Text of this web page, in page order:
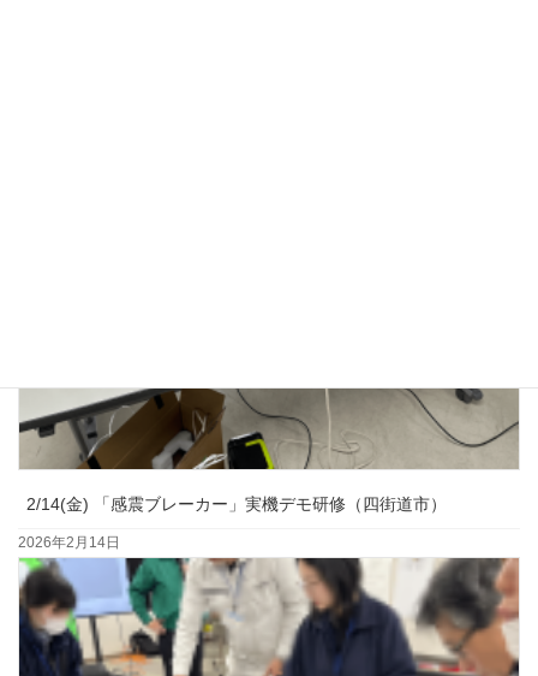
2/14(金) 「感震ブレーカー」実機デモ研修（四街道市）
2026年2月14日